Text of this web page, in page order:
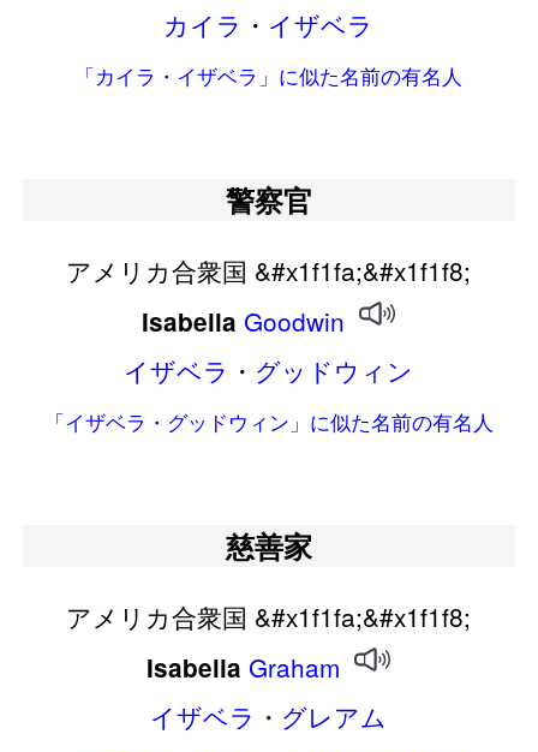
カイラ ・ イザベラ
「カイラ・イザベラ」に似た名前の有名人
警察官
アメリカ合衆国 &#x1f1fa;&#x1f1f8;
Isabella Goodwin
イザベラ ・ グッドウィン
「イザベラ・グッドウィン」に似た名前の有名人
慈善家
アメリカ合衆国 &#x1f1fa;&#x1f1f8;
Isabella Graham
イザベラ ・ グレアム